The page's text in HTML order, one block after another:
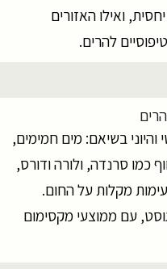
ואילו האזורים
להרים.
והיוני בשיאם: מים חמימים,
כמו סרנדה, ולורה ודורס,
מקלות על החום.
עם ממוצעי מקסימום